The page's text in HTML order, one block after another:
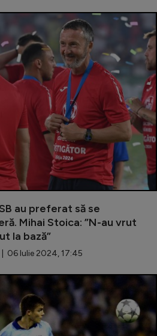
League
League
fotbalului
au preferat să se
Mihai Stoica: ”N-au vrut
la bază”
06 Iulie 2024, 17:45